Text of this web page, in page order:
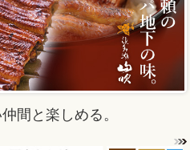
間と楽しめる。